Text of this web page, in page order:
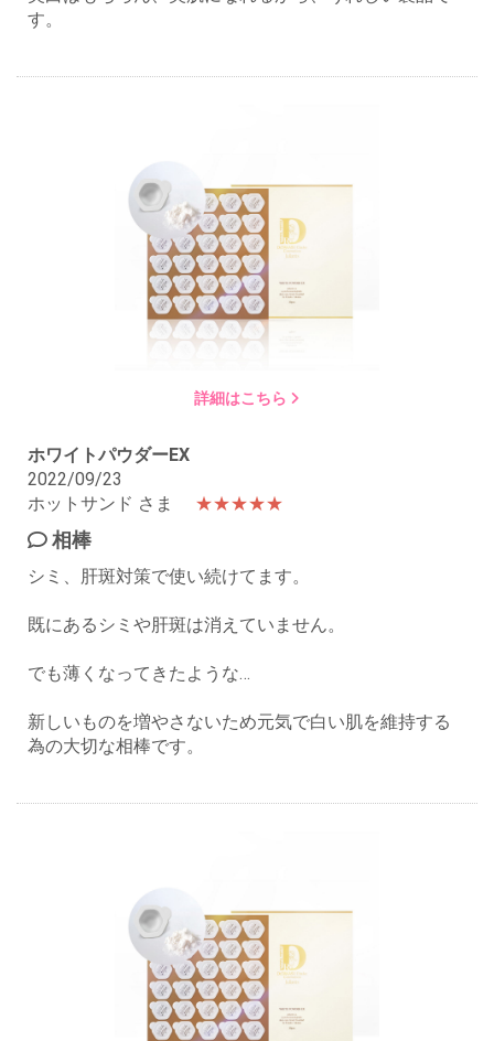
す。
詳細はこちら
ホワイトパウダーEX
2022/09/23
ホットサンド さま
★★★★★
相棒
シミ、肝斑対策で使い続けてます。
既にあるシミや肝斑は消えていません。
でも薄くなってきたような…
新しいものを増やさないため元気で白い肌を維持する
為の大切な相棒です。